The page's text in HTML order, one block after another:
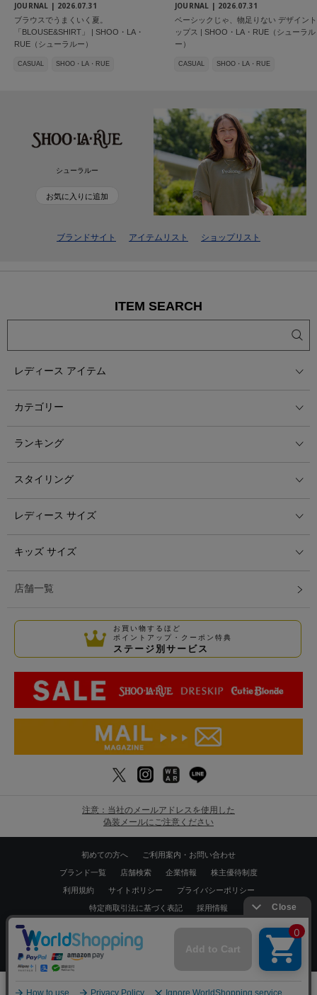
JOURNAL | 2026.07.31
ブラウスでうまくいく夏。
「BLOUSE&SHIRT」 | SHOO・LA・
RUE（シューラルー）
CASUAL SHOO・LA・RUE
JOURNAL | 2026.07.31
ベーシックじゃ、物足りない デザイント
ップス | SHOO・LA・RUE（シューラル
ー）
CASUAL SHOO・LA・RUE
シューラルー
お気に入りに追加
ブランドサイト アイテムリスト ショップリスト
ITEM SEARCH
レディース アイテム
カテゴリー
ランキング
スタイリング
レディース サイズ
キッズ サイズ
店舗一覧
お買い物するほど
ポイントアップ・クーポン特典
ステージ別サービス
注意：当社のメールアドレスを使用した
偽装メールにご注意ください
初めての方へ ご利用案内・お問い合わせ
ブランド一覧 店舗検索 企業情報 株主優待制度
利用規約 サイトポリシー プライバシーポリシー
特定商取引法に基づく表記 採用情報
Copyrights © WORLD CO.,LTD. All rights reserved.
スマートフォン ｜PC